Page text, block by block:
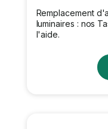
Remplacement
luminaires : nos
l'aide.